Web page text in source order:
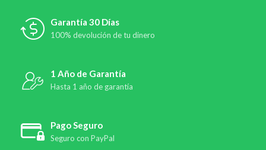
Garantía 30 Días
100% devolución de tu dinero
1 Año de Garantía
Hasta 1 año de garantía
Pago Seguro
Seguro con PayPal